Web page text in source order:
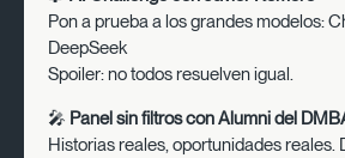
Pon a prueba a los grandes modelos:
DeepSeek
Spoiler: no todos resuelven igual.
🎤 Panel sin filtros con Alumni del
Historias reales, oportunidades reales.